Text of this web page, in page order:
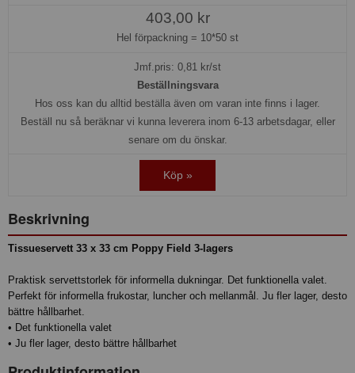
403,00 kr
Hel förpackning = 10*50 st
Jmf.pris: 0,81 kr/st
Beställningsvara
Hos oss kan du alltid beställa även om varan inte finns i lager.
Beställ nu så beräknar vi kunna leverera inom 6-13 arbetsdagar, eller
senare om du önskar.
Köp »
Beskrivning
Tissueservett 33 x 33 cm Poppy Field 3-lagers
Praktisk servettstorlek för informella dukningar. Det funktionella valet.
Perfekt för informella frukostar, luncher och mellanmål. Ju fler lager, desto
bättre hållbarhet.
• Det funktionella valet
• Ju fler lager, desto bättre hållbarhet